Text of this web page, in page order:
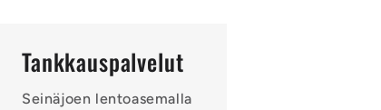
Tankkauspalvelut
Seinäjoen lentoasemalla